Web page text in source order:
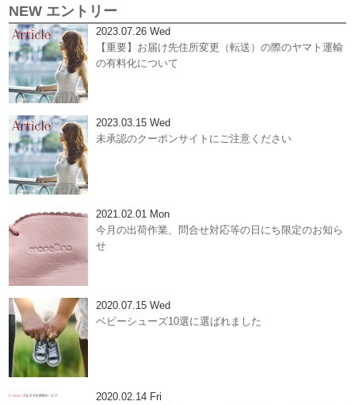
NEW エントリー
2023.07.26 Wed
【重要】お届け先住所変更（転送）の際のヤマト運輸
の有料化について
2023.03.15 Wed
未承認のクーポンサイトにご注意ください
2021.02.01 Mon
今月の出荷作業、問合せ対応等の日にち限定のお知ら
せ
2020.07.15 Wed
ベビーシューズ10選に選ばれました
2020.02.14 Fri